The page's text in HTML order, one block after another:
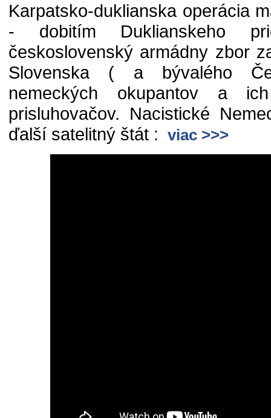
Karpatsko-duklianska operácia
- dobitím Duklianskeho
československý armádny zbor
Slovenska ( a bývalého
nemeckých okupantov a
prisluhovačov. Nacistické
ďalší satelitný štát :
viac >>>